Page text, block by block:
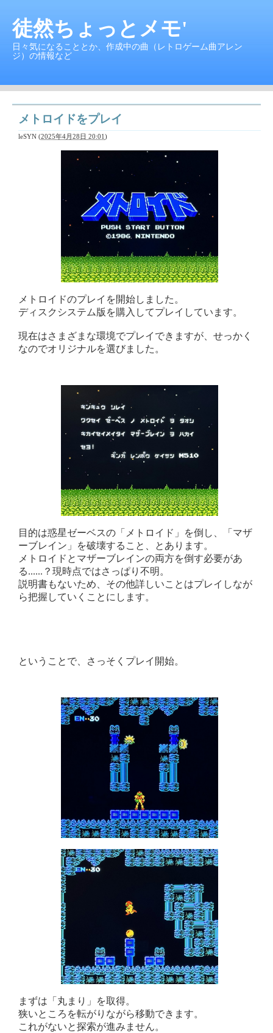
徒然ちょっとメモ'
日々気になることとか、作成中の曲（レトロゲーム曲アレン
ジ）の情報など
メトロイドをプレイ
leSYN (2025年4月28日 20:01)
メトロイドのプレイを開始しました。
ディスクシステム版を購入してプレイしています。
現在はさまざまな環境でプレイできますが、せっかく
なのでオリジナルを選びました。
目的は惑星ゼーベスの「メトロイド」を倒し、「マザ
ーブレイン」を破壊すること、とあります。
メトロイドとマザーブレインの両方を倒す必要があ
る......？現時点ではさっぱり不明。
説明書もないため、その他詳しいことはプレイしなが
ら把握していくことにします。
ということで、さっそくプレイ開始。
まずは「丸まり」を取得。
狭いところを転がりながら移動できます。
これがないと探索が進みません。